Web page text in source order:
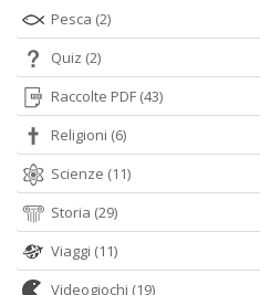
Pesca (2)
Quiz (2)
Raccolte PDF (43)
Religioni (6)
Scienze (11)
Storia (29)
Viaggi (11)
Videogiochi (19)